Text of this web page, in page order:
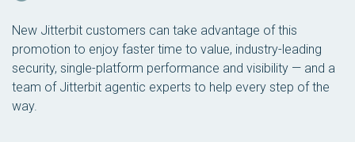
New Jitterbit customers can take advantage of this
promotion to enjoy faster time to value, industry-leading
security, single-platform performance and visibility — and a
team of Jitterbit agentic experts to help every step of the
way.